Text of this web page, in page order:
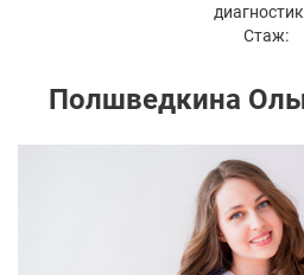
Стаж:
Полшведкина